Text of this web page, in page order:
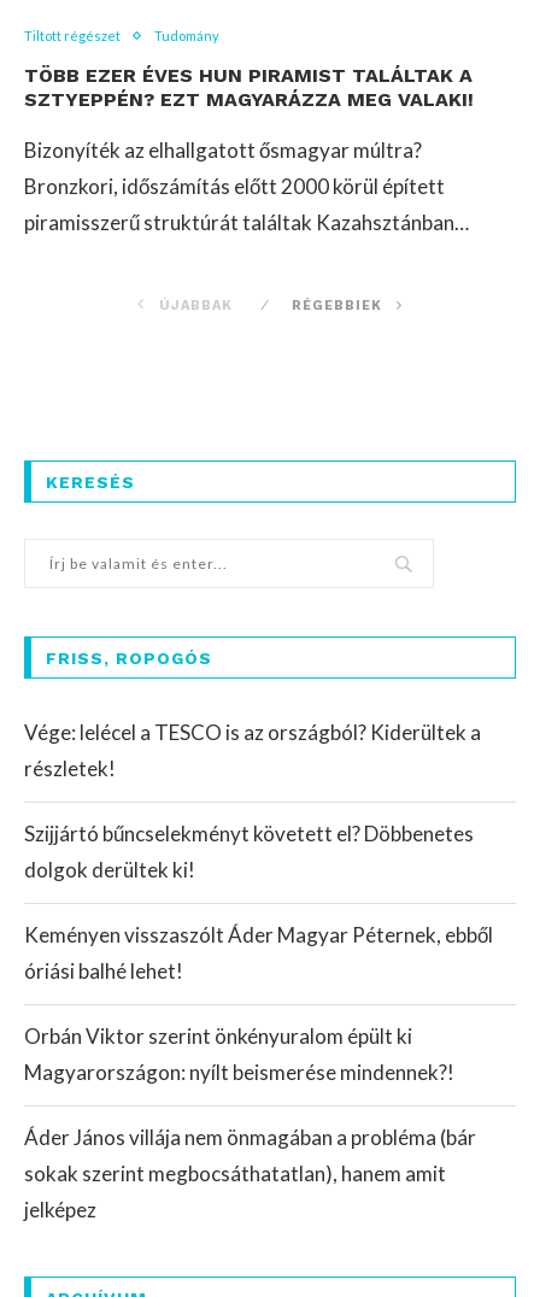
Tiltott régészet Tudomány
TÖBB EZER ÉVES HUN PIRAMIST TALÁLTAK A
SZTYEPPÉN? EZT MAGYARÁZZA MEG VALAKI!
Bizonyíték az elhallgatott ősmagyar múltra?
Bronzkori, időszámítás előtt 2000 körül épített
piramisszerű struktúrát találtak Kazahsztánban…
ÚJABBAK RÉGEBBIEK
KERESÉS
FRISS, ROPOGÓS
Vége: lelécel a TESCO is az országból? Kiderültek a
részletek!
Szijjártó bűncselekményt követett el? Döbbenetes
dolgok derültek ki!
Keményen visszaszólt Áder Magyar Péternek, ebből
óriási balhé lehet!
Orbán Viktor szerint önkényuralom épült ki
Magyarországon: nyílt beismerése mindennek?!
Áder János villája nem önmagában a probléma (bár
sokak szerint megbocsáthatatlan), hanem amit
jelképez